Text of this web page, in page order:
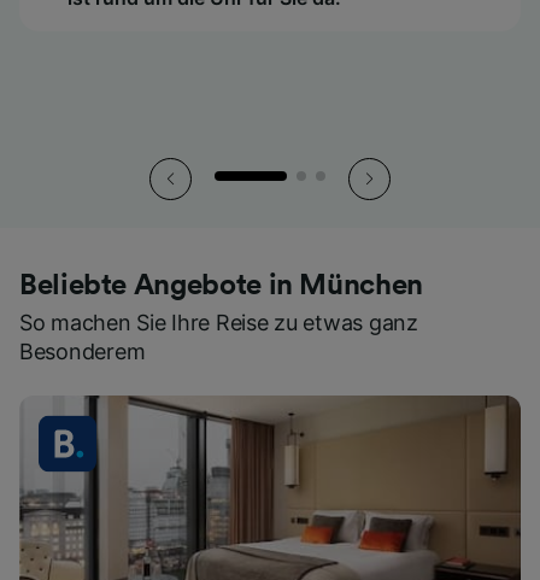
Beliebte Angebote in München
So machen Sie Ihre Reise zu etwas ganz
Besonderem